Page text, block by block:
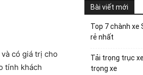
có giá trị cho
tính khách
Bài viết mới
Top 7 chành xe
rẻ nhất
Tải trọng trục
trọng xe